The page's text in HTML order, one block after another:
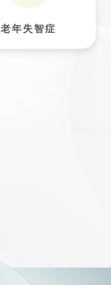
老年失智症